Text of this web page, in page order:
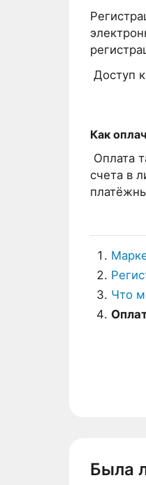
Доступ
Как
Оплата
счета в
Что
Была